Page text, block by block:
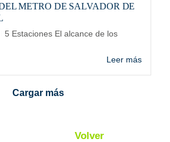
METRO DE SALVADOR DE
Estaciones El alcance de los
Leer más
Cargar más
Volver